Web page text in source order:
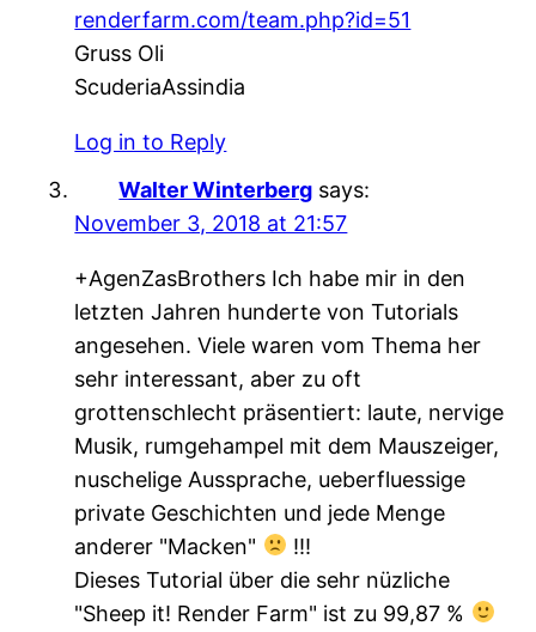
renderfarm.com/team.php?id=51
Gruss Oli
ScuderiaAssindia
Log in to Reply
Walter Winterberg says:
November 3, 2018 at 21:57
+AgenZasBrothers Ich habe mir in den
letzten Jahren hunderte von Tutorials
angesehen. Viele waren vom Thema her
sehr interessant, aber zu oft
grottenschlecht präsentiert: laute, nervige
Musik, rumgehampel mit dem Mauszeiger,
nuschelige Aussprache, ueberfluessige
private Geschichten und jede Menge
anderer "Macken"
!!!
Dieses Tutorial über die sehr nüzliche
"Sheep it! Render Farm" ist zu 99,87 %